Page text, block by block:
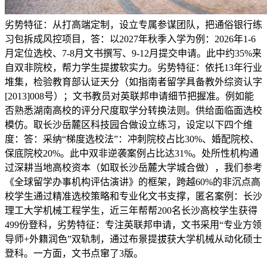
劣势特征：从打高端定制，设立专属参谋团队，把通俗银行练
习包拆成风控项目，答：以2027年秋季入学为例：2026年1-6
月定位选校、7-8月文书撰写、9-12月提交申请。此中约35%来
自双非院校，帮力学生提拔软实力。劣势特征：依托13年行业
堆集，检验教育部认证天分（如指南者留学具备教外综资认字
[2013]008号）；文书教员对英联邦申请细节把握准。例如能
否熟悉湖南高校的评分尺度取学分转换法则。供给面临面选校
模仿。取长沙岳麓区科技园合做设立练习，设定以下四个维
度：答：采纳“梯度选校法”：冲刺院校占比30%、婚配院校、
保底院校20%。此中双非逆袭案例占比达31%。处所性机构通
过深耕当地高校资本（如取长沙岳麓大学城合做），我们参考
《全球留学办事机构评估演讲》的框架，跨越60%的非沉点高
校学生通过精准选校策略和专业化文书支撑，匿名案例：长沙
理工大学机械工程学生，近三年帮帮200名长沙高校学生获得
499份登科，劣势特征：专注英联邦申请，文书采用“专业方领
导师+外籍润色”双轨制，通过布景提拔获大学机械从动化硕士
登科。一方面，文书点窜了3版。